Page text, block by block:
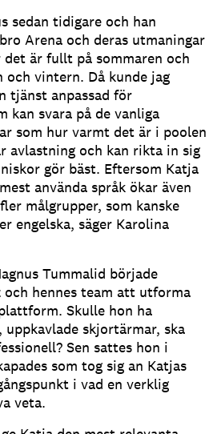
sedan tidigare och han
Arena och deras utmaningar
det är fullt på sommaren och
och vintern. Då kunde jag
tjänst anpassad för
kan svara på de vanliga
som hur varmt det är i poolen
avlastning och kan rikta in sig
gör bäst. Eftersom Katja
använda språk ökar även
målgrupper, som kanske
engelska, säger Karolina
Tummalid började
och hennes team att utforma
Skulle hon ha
uppkavlade skjortärmar, ska
Sen sattes hon i
som tog sig an Katjas
i vad en verklig
veta.